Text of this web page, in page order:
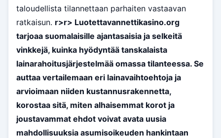
taloudellista tilannettaan parhaiten vastaavan
ratkaisun. r>r> Luotettavannettikasino.org
tarjoaa suomalaisille ajantasaisia ja selkeitä
vinkkejä, kuinka hyödyntää tanskalaista
lainarahoitusjärjestelmää omassa tilanteessa. Se
auttaa vertailemaan eri lainavaihtoehtoja ja
arvioimaan niiden kustannusrakennetta,
korostaa sitä, miten alhaisemmat korot ja
joustavammat ehdot voivat avata uusia
mahdollisuuksia asumisoikeuden hankintaan